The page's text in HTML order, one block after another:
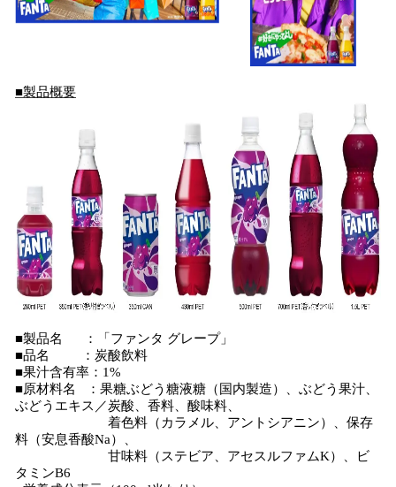
■製品概要
■製品名 ：「ファンタ グレープ」
■品名 ：炭酸飲料
■果汁含有率：1%
■原材料名 ：果糖ぶどう糖液糖（国内製造）、ぶどう果汁、
ぶどうエキス／炭酸、香料、酸味料、
着色料（カラメル、アントシアニン）、保存
料（安息香酸Na）、
甘味料（ステビア、アセスルファムK）、ビ
タミンB6